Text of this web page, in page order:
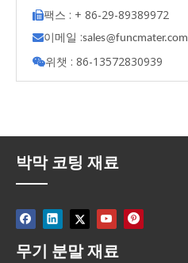
팩스 : + 86-29-89389972
이메일 :sales@funcmater.com
위챗 : 86-13572830939
박막 코팅 재료
무기 분말 재료